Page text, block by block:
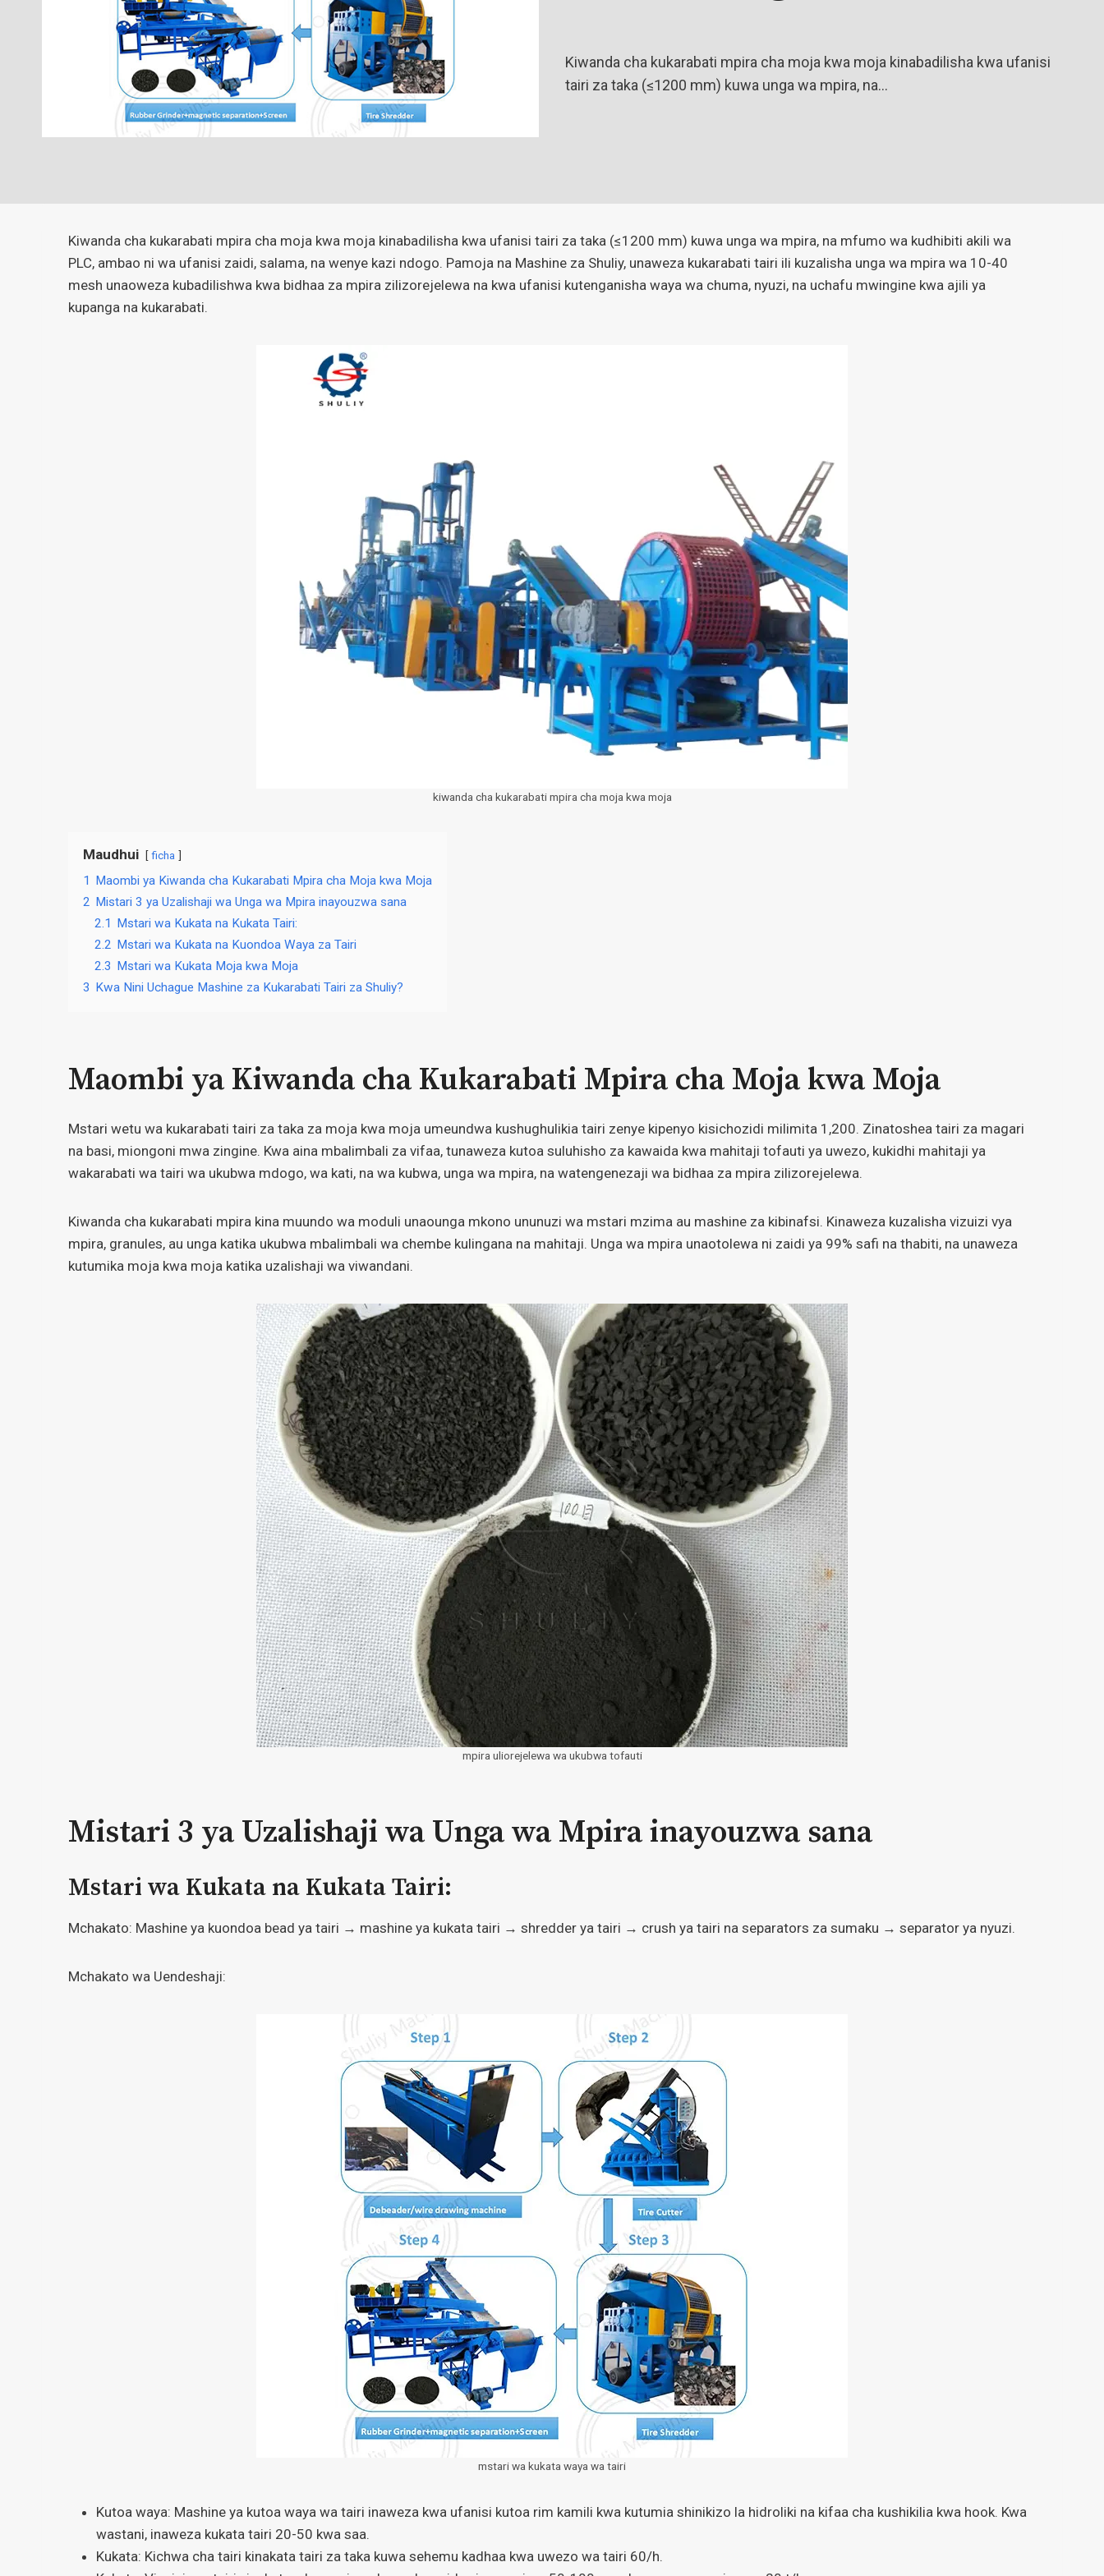
Kiwanda cha kukarabati mpira cha moja kwa moja kinabadilisha kwa ufanisi
tairi za taka (≤1200 mm) kuwa unga wa mpira, na…
Kiwanda cha kukarabati mpira cha moja kwa moja kinabadilisha kwa ufanisi tairi za taka (≤1200 mm) kuwa unga wa mpira, na mfumo wa kudhibiti akili wa
PLC, ambao ni wa ufanisi zaidi, salama, na wenye kazi ndogo. Pamoja na Mashine za Shuliy, unaweza kukarabati tairi ili kuzalisha unga wa mpira wa 10-40
mesh unaoweza kubadilishwa kwa bidhaa za mpira zilizorejelewa na kwa ufanisi kutenganisha waya wa chuma, nyuzi, na uchafu mwingine kwa ajili ya
kupanga na kukarabati.
kiwanda cha kukarabati mpira cha moja kwa moja
Maudhui ficha
1 Maombi ya Kiwanda cha Kukarabati Mpira cha Moja kwa Moja
2 Mistari 3 ya Uzalishaji wa Unga wa Mpira inayouzwa sana
2.1 Mstari wa Kukata na Kukata Tairi:
2.2 Mstari wa Kukata na Kuondoa Waya za Tairi
2.3 Mstari wa Kukata Moja kwa Moja
3 Kwa Nini Uchague Mashine za Kukarabati Tairi za Shuliy?
Maombi ya Kiwanda cha Kukarabati Mpira cha Moja kwa Moja
Mstari wetu wa kukarabati tairi za taka za moja kwa moja umeundwa kushughulikia tairi zenye kipenyo kisichozidi milimita 1,200. Zinatoshea tairi za magari
na basi, miongoni mwa zingine. Kwa aina mbalimbali za vifaa, tunaweza kutoa suluhisho za kawaida kwa mahitaji tofauti ya uwezo, kukidhi mahitaji ya
wakarabati wa tairi wa ukubwa mdogo, wa kati, na wa kubwa, unga wa mpira, na watengenezaji wa bidhaa za mpira zilizorejelewa.
Kiwanda cha kukarabati mpira kina muundo wa moduli unaounga mkono ununuzi wa mstari mzima au mashine za kibinafsi. Kinaweza kuzalisha vizuizi vya
mpira, granules, au unga katika ukubwa mbalimbali wa chembe kulingana na mahitaji. Unga wa mpira unaotolewa ni zaidi ya 99% safi na thabiti, na unaweza
kutumika moja kwa moja katika uzalishaji wa viwandani.
mpira uliorejelewa wa ukubwa tofauti
Mistari 3 ya Uzalishaji wa Unga wa Mpira inayouzwa sana
Mstari wa Kukata na Kukata Tairi:
Mchakato: Mashine ya kuondoa bead ya tairi → mashine ya kukata tairi → shredder ya tairi → crush ya tairi na separators za sumaku → separator ya nyuzi.
Mchakato wa Uendeshaji:
mstari wa kukata waya wa tairi
Kutoa waya: Mashine ya kutoa waya wa tairi inaweza kwa ufanisi kutoa rim kamili kwa kutumia shinikizo la hidroliki na kifaa cha kushikilia kwa hook. Kwa
wastani, inaweza kukata tairi 20-50 kwa saa.
Kukata: Kichwa cha tairi kinakata tairi za taka kuwa sehemu kadhaa kwa uwezo wa tairi 60/h.